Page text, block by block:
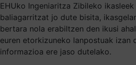
EHUko Ingeniaritza Zibileko
baliagarritzat jo dute bisita,
bertara nola erabiltzen den ikusi
euren etorkizuneko lanpostuak izan
informazioa ere jaso dutelako.